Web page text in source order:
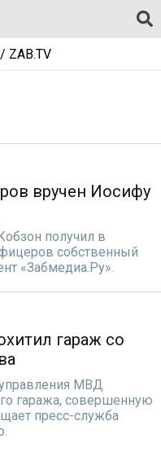
ZAB.TV
вручен Иосифу
получил в
собственный
«Забмедиа.Ру».
гараж со
управления МВД
гаража, совершенную
пресс-служба